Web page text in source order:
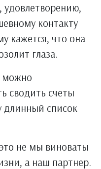
удовлетворению,
контакту
кажется, что она
глаза.
можно
сводить счеты
длинный список
не мы виноваты
а наш партнер.